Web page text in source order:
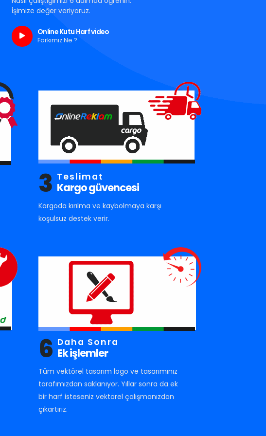
İşimize değer veriyoruz.
Online Kutu Harf video
Farkımız Ne ?
3 Teslimat
Kargo güvencesi
Kargoda kırılma ve kaybolmaya karşı
koşulsuz destek verir.
6 Daha Sonra
Ek işlemler
Tüm vektörel tasarım logo ve tasarımınız
tarafımızdan saklanıyor. Yıllar sonra da ek
bir harf isteseniz vektörel çalışmanızdan
çıkartırız.